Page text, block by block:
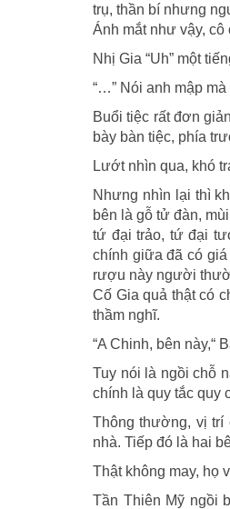
trụ, thần bí nhưng
Ánh mắt như vậy, cô
Nhị Gia “Uh” một
“…” Nói anh mập
Buổi tiệc rất đơn
bày bàn tiệc, phía
Lướt nhìn qua, khó
Nhưng nhìn lại thì
bên là gỗ tử đàn,
tứ đại trảo, tứ đại
chính giữa đã có
rượu này người
Cố Gia quả thật có
thầm nghĩ.
“A Chinh, bên này,“
Tuy nói là ngồi chỗ
chính là quy tắc quy
Thông thường, vị trí
nhà. Tiếp đó là hai
Thật không may, họ
Tần Thiên Mỹ ngồi